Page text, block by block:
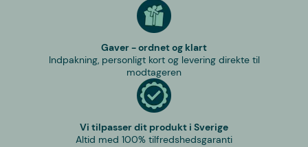
Gaver - ordnet og klart
Indpakning, personligt kort og levering direkte til
modtageren
Vi tilpasser dit produkt i Sverige
Altid med 100% tilfredshedsgaranti